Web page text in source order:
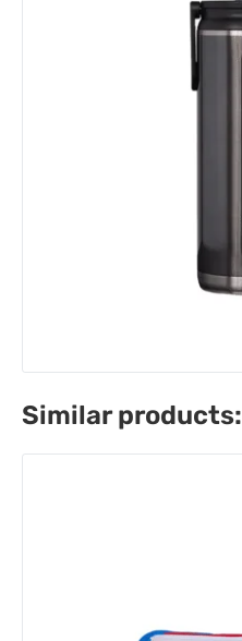
Similar products: